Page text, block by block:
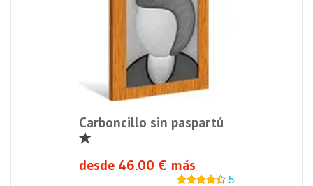
Carboncillo sin paspartú
desde 46.00 € más
5